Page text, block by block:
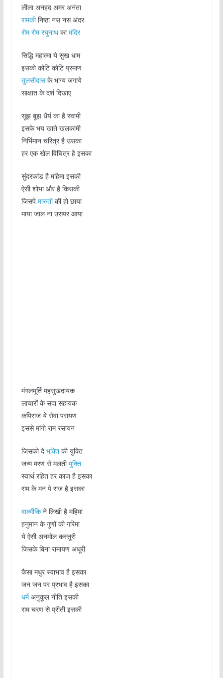
लीला अनहद अमर अनंता
रामकीनिष्ठा नस नस अंदर
रोम रोम रघुनाथकामंदिर
सिद्धि महात्मा ये सुख धाम
इसको कोटि कोटि प्रमाण
तुलसीदासके भाग्य जगाये
साक्षात के दर्श दिखाए
सूझ बूझ धैर्य का है स्वामी
इसके भय खाते खलकामी
निर्भिमान चरित्र है उसका
हर एक खेल विचित्र है इसका
सुंदरकांड है महिमा इसकी
ऐसी शोभा और है किसकी
जिसपे मारुतीकी हो छाया
माया जाल ना उसपर आया
मंगलमूर्ति महसुखदायक
लाचारों के सदा सहायक
कपिराज ये सेवा परायण
इससे मांगो राम रसायन
जिसको दे भक्तिकी युक्ति
जन्म मरण से मलतीमुक्ति
स्वार्थ रहित हर काज है इसका
राम के मन पे राज है इसका
वाल्मीकिने लिखी है महिमा
हनुमान के गुणों की गरिमा
ये ऐसी अनमोल कस्तूरी
जिसके बिना रामायण अधूरी
कैसा मधुर स्वाभाव है इसका
जन जन पर प्रभाव है इसका
धर्मअनुकूल नीति इसकी
राम चरण से प्रीती इसकी